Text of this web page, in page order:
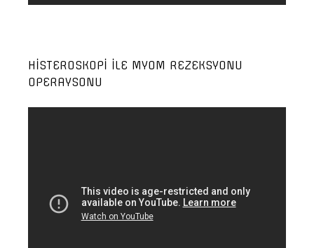
HİSTEROSKOPİ İLE MYOM REZEKSYONU
OPERAYSONU